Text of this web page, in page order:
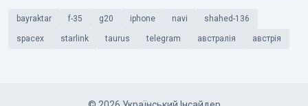
bayraktar f-35 g20 iphone navi shahed-136
spacex starlink taurus telegram австралія австрія